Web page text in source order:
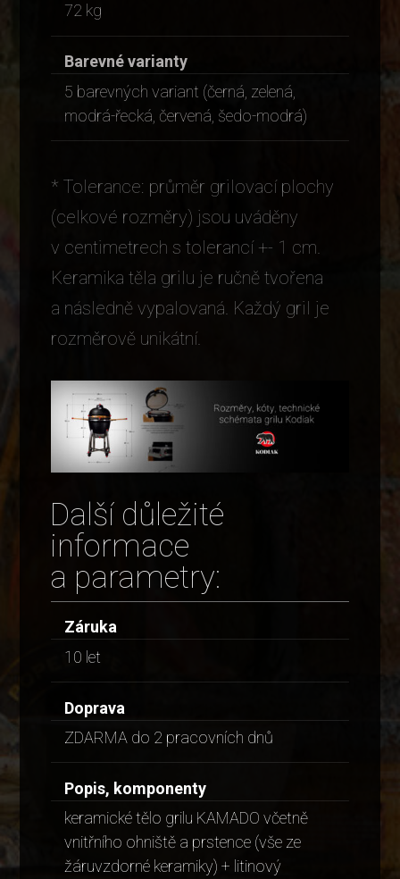
72 kg
Barevné varianty
5 barevných variant (černá, zelená,
modrá-řecká, červená, šedo-modrá)
* Tolerance: průměr grilovací plochy
(celkové rozměry) jsou uváděny
v centimetrech s tolerancí +- 1 cm.
Keramika těla grilu je ručně tvořena
a následně vypalovaná. Každý gril je
rozměrově unikátní.
Další důležité
informace
a parametry:
Záruka
10 let
Doprava
ZDARMA do 2 pracovních dnů
Popis, komponenty
keramické tělo grilu KAMADO včetně
vnitřního ohniště a prstence (vše ze
žáruvzdorné keramiky) + litinový